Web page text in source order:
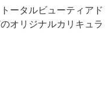
ータルビューティアド
オリジナルカリキュラ